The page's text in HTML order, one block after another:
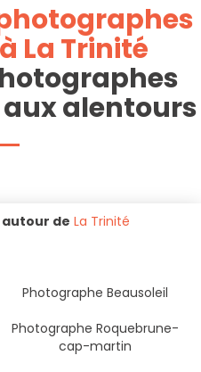
La Trinité
alentours
de La Trinité
Photographe Beausoleil
Photographe Roquebrune-
cap-martin